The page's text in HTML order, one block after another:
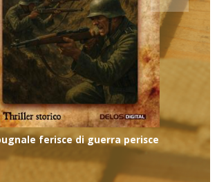
ferisce di guerra perisce